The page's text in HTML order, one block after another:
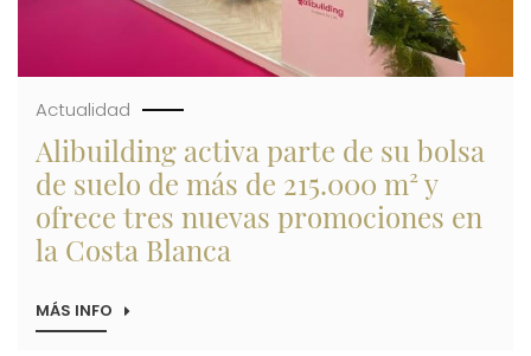
Actualidad
Alibuilding activa parte de su bolsa
de suelo de más de 215.000 m² y
ofrece tres nuevas promociones en
la Costa Blanca
MÁS INFO SOBRE